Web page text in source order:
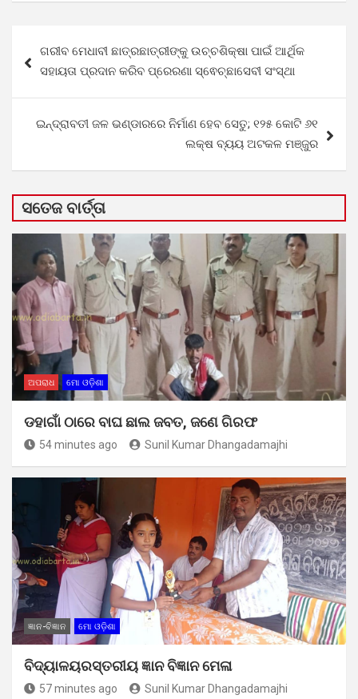
navigation
ଗରୀବ ମେଧାବୀ ଛାତ୍ରଛାତ୍ରୀଙ୍କୁ ଉଚ୍ଚଶିକ୍ଷା ପାଇଁ ଆର୍ଥିକ
ସହାୟତା ପ୍ରଦାନ କରିବ ପ୍ରେରଣା ସ୍ଵେଚ୍ଛାସେବୀ ସଂସ୍ଥା
ଇନ୍ଦ୍ରାବତୀ ଜଳ ଭଣ୍ଡାରରେ ନିର୍ମାଣ ହେବ ସେତୁ; ୧୨୫ କୋଟି ୬୧
ଲକ୍ଷ ବ୍ୟୟ ଅଟକଳ ମଞ୍ଜୁର
ସତେଜ ବାର୍ତ୍ତା
ଅପରାଧ ମୋ ଓଡ଼ିଶା
ଡହାଗାଁ ଠାରେ ବାଘ ଛାଲ ଜବତ, ଜଣେ ଗିରଫ
54 minutes ago Sunil Kumar Dhangadamajhi
ଜ୍ଞାନ-ବିଜ୍ଞାନ ମୋ ଓଡ଼ିଶା
ବିଦ୍ୟାଳୟରସ୍ତରୀୟ ଜ୍ଞାନ ବିଜ୍ଞାନ ମେଳା
57 minutes ago Sunil Kumar Dhangadamajhi